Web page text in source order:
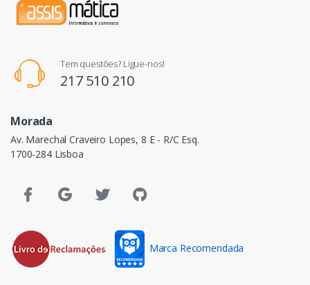
Tem questões? Ligue-nos!
217 510 210
Morada
Av. Marechal Craveiro Lopes, 8 E - R/C Esq.
1700-284 Lisboa
Marca Recomendada